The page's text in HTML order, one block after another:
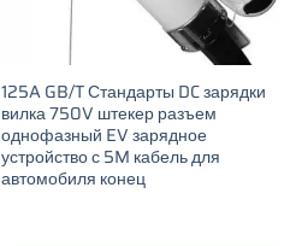
125A GB/T Стандарты DC зарядки
вилка 750V штекер разъем
однофазный EV зарядное
устройство с 5M кабель для
автомобиля конец